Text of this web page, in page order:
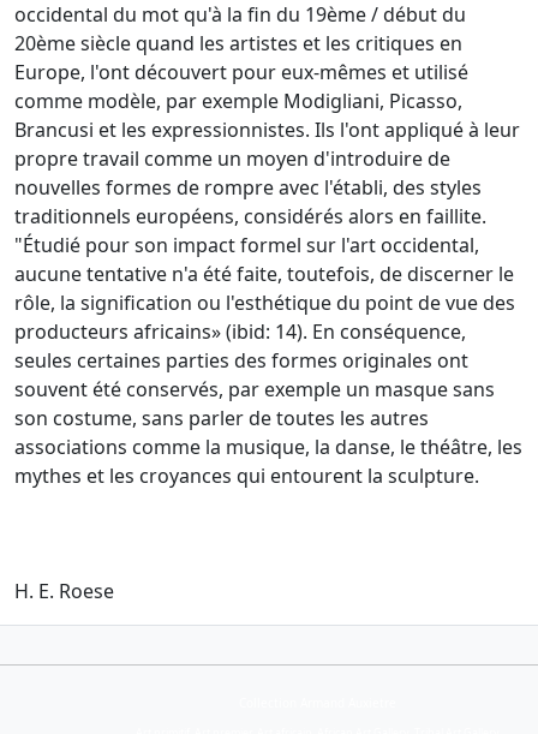
occidental du mot qu'à la fin du 19ème / début du
20ème siècle quand les artistes et les critiques en
Europe, l'ont découvert pour eux-mêmes et utilisé
comme modèle, par exemple Modigliani, Picasso,
Brancusi et les expressionnistes. Ils l'ont appliqué à leur
propre travail comme un moyen d'introduire de
nouvelles formes de rompre avec l'établi, des styles
traditionnels européens, considérés alors en faillite.
"Étudié pour son impact formel sur l'art occidental,
aucune tentative n'a été faite, toutefois, de discerner le
rôle, la signification ou l'esthétique du point de vue des
producteurs africains» (ibid: 14). En conséquence,
seules certaines parties des formes originales ont
souvent été conservés, par exemple un masque sans
son costume, sans parler de toutes les autres
associations comme la musique, la danse, le théâtre, les
mythes et les croyances qui entourent la sculpture.
H. E. Roese